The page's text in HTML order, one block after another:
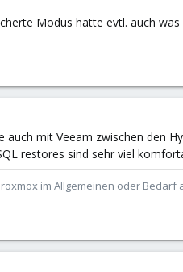
Modus hätte evtl. auch
auch mit Veeam zwischen den
restores sind sehr viel
im Allgemeinen oder